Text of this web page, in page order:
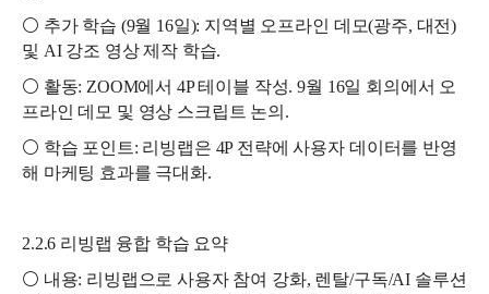
⚪ 추가 학습 (9월 16일): 지역별 오프라인 데모(광주, 대전)
및 AI 강조 영상 제작 학습.
⚪ 활동: ZOOM에서 4P 테이블 작성. 9월 16일 회의에서 오
프라인 데모 및 영상 스크립트 논의.
⚪ 학습 포인트: 리빙랩은 4P 전략에 사용자 데이터를 반영
해 마케팅 효과를 극대화.
2.2.6 리빙랩 융합 학습 요약
⚪ 내용: 리빙랩으로 사용자 참여 강화, 렌탈/구독/AI 솔루션